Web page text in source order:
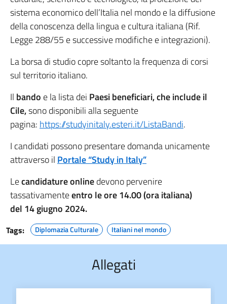
sistema economico dell’Italia nel mondo e la diffusione
della conoscenza della lingua e cultura italiana (Rif.
Legge 288/55 e successive modifiche e integrazioni).
La borsa di studio copre soltanto la frequenza di corsi
sul territorio italiano.
Il bando e la lista dei Paesi beneficiari, che include il
Cile,sono disponibili alla seguente
pagina:https://studyinitaly.esteri.it/ListaBandi.
I candidati possono presentare domanda unicamente
attraverso ilPortale “Study in Italy”
Lecandidature onlinedevono pervenire
tassativamenteentro le ore 14.00 (ora italiana)
del 14 giugno 2024.
Tags: Diplomazia Culturale Italiani nel mondo
Allegati